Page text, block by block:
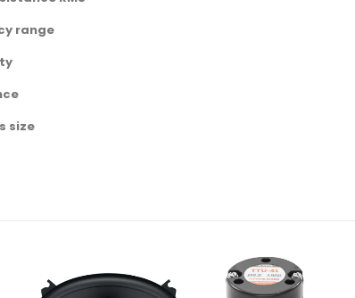
range
size